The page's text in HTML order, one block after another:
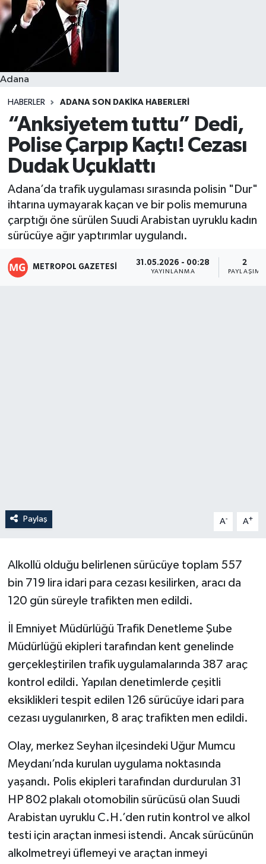
Adana
HABERLER ADANA SON DAKIKA HABERLERI
“Anksiyetem tuttu” Dedi,
Polise Çarpıp Kaçtı! Cezası
Dudak Uçuklattı
Adana’da trafik uygulaması sırasında polisin "Dur"
ihtarına uymayarak kaçan ve bir polis memuruna
çarptığı öne sürülen Suudi Arabistan uyruklu kadın
sürücüye ağır yaptırımlar uygulandı.
METROPOL GAZETESI 31.05.2026 - 00:28
YAYINLANMA
2
PAYLAŞIM
Paylaş A- A+
Alkollü olduğu belirlenen sürücüye toplam 557
bin 719 lira idari para cezası kesilirken, aracı da
120 gün süreyle trafikten men edildi.
İl Emniyet Müdürlüğü Trafik Denetleme Şube
Müdürlüğü ekipleri tarafından kent genelinde
gerçekleştirilen trafik uygulamalarında 387 araç
kontrol edildi. Yapılan denetimlerde çeşitli
eksiklikleri tespit edilen 126 sürücüye idari para
cezası uygulanırken, 8 araç trafikten men edildi.
Olay, merkez Seyhan ilçesindeki Uğur Mumcu
Meydanı’nda kurulan uygulama noktasında
yaşandı. Polis ekipleri tarafından durdurulan 31
HP 802 plakalı otomobilin sürücüsü olan Suudi
Arabistan uyruklu C.H.’den rutin kontrol ve alkol
testi için araçtan inmesi istendi. Ancak sürücünün
alkolmetreyi üflemeyi ve araçtan inmeyi
Resmi İlanlar